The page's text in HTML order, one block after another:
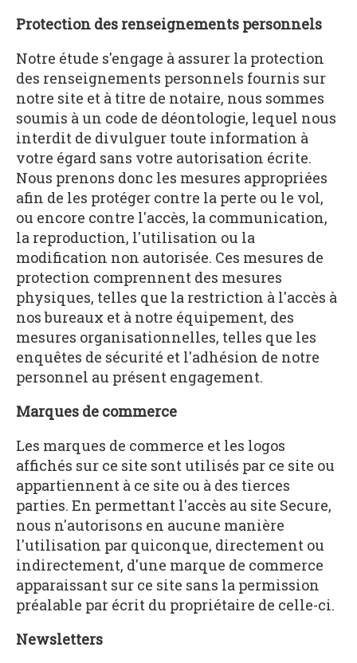
Protection des renseignements personnels
Notre étude s'engage à assurer la protection
des renseignements personnels fournis sur
notre site et à titre de notaire, nous sommes
soumis à un code de déontologie, lequel nous
interdit de divulguer toute information à
votre égard sans votre autorisation écrite.
Nous prenons donc les mesures appropriées
afin de les protéger contre la perte ou le vol,
ou encore contre l'accès, la communication,
la reproduction, l'utilisation ou la
modification non autorisée. Ces mesures de
protection comprennent des mesures
physiques, telles que la restriction à l'accès à
nos bureaux et à notre équipement, des
mesures organisationnelles, telles que les
enquêtes de sécurité et l'adhésion de notre
personnel au présent engagement.
Marques de commerce
Les marques de commerce et les logos
affichés sur ce site sont utilisés par ce site ou
appartiennent à ce site ou à des tierces
parties. En permettant l'accès au site Secure,
nous n'autorisons en aucune manière
l'utilisation par quiconque, directement ou
indirectement, d'une marque de commerce
apparaissant sur ce site sans la permission
préalable par écrit du propriétaire de celle-ci.
Newsletters